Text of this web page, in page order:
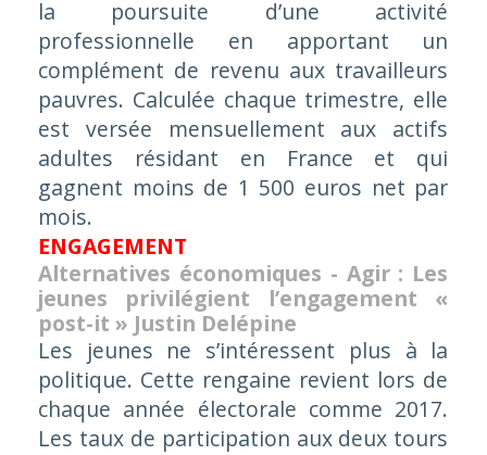
la poursuite d’une activité
professionnelle en apportant un
complément de revenu aux travailleurs
pauvres. Calculée chaque trimestre, elle
est versée mensuellement aux actifs
adultes résidant en France et qui
gagnent moins de 1 500 euros net par
mois.
ENGAGEMENT
Alternatives économiques - Agir : Les
jeunes privilégient l’engagement «
post-it » Justin Delépine
Les jeunes ne s’intéressent plus à la
politique. Cette rengaine revient lors de
chaque année électorale comme 2017.
Les taux de participation aux deux tours